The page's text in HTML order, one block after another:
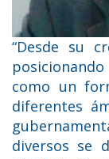
“Desde su
como un
diferentes
diversos se